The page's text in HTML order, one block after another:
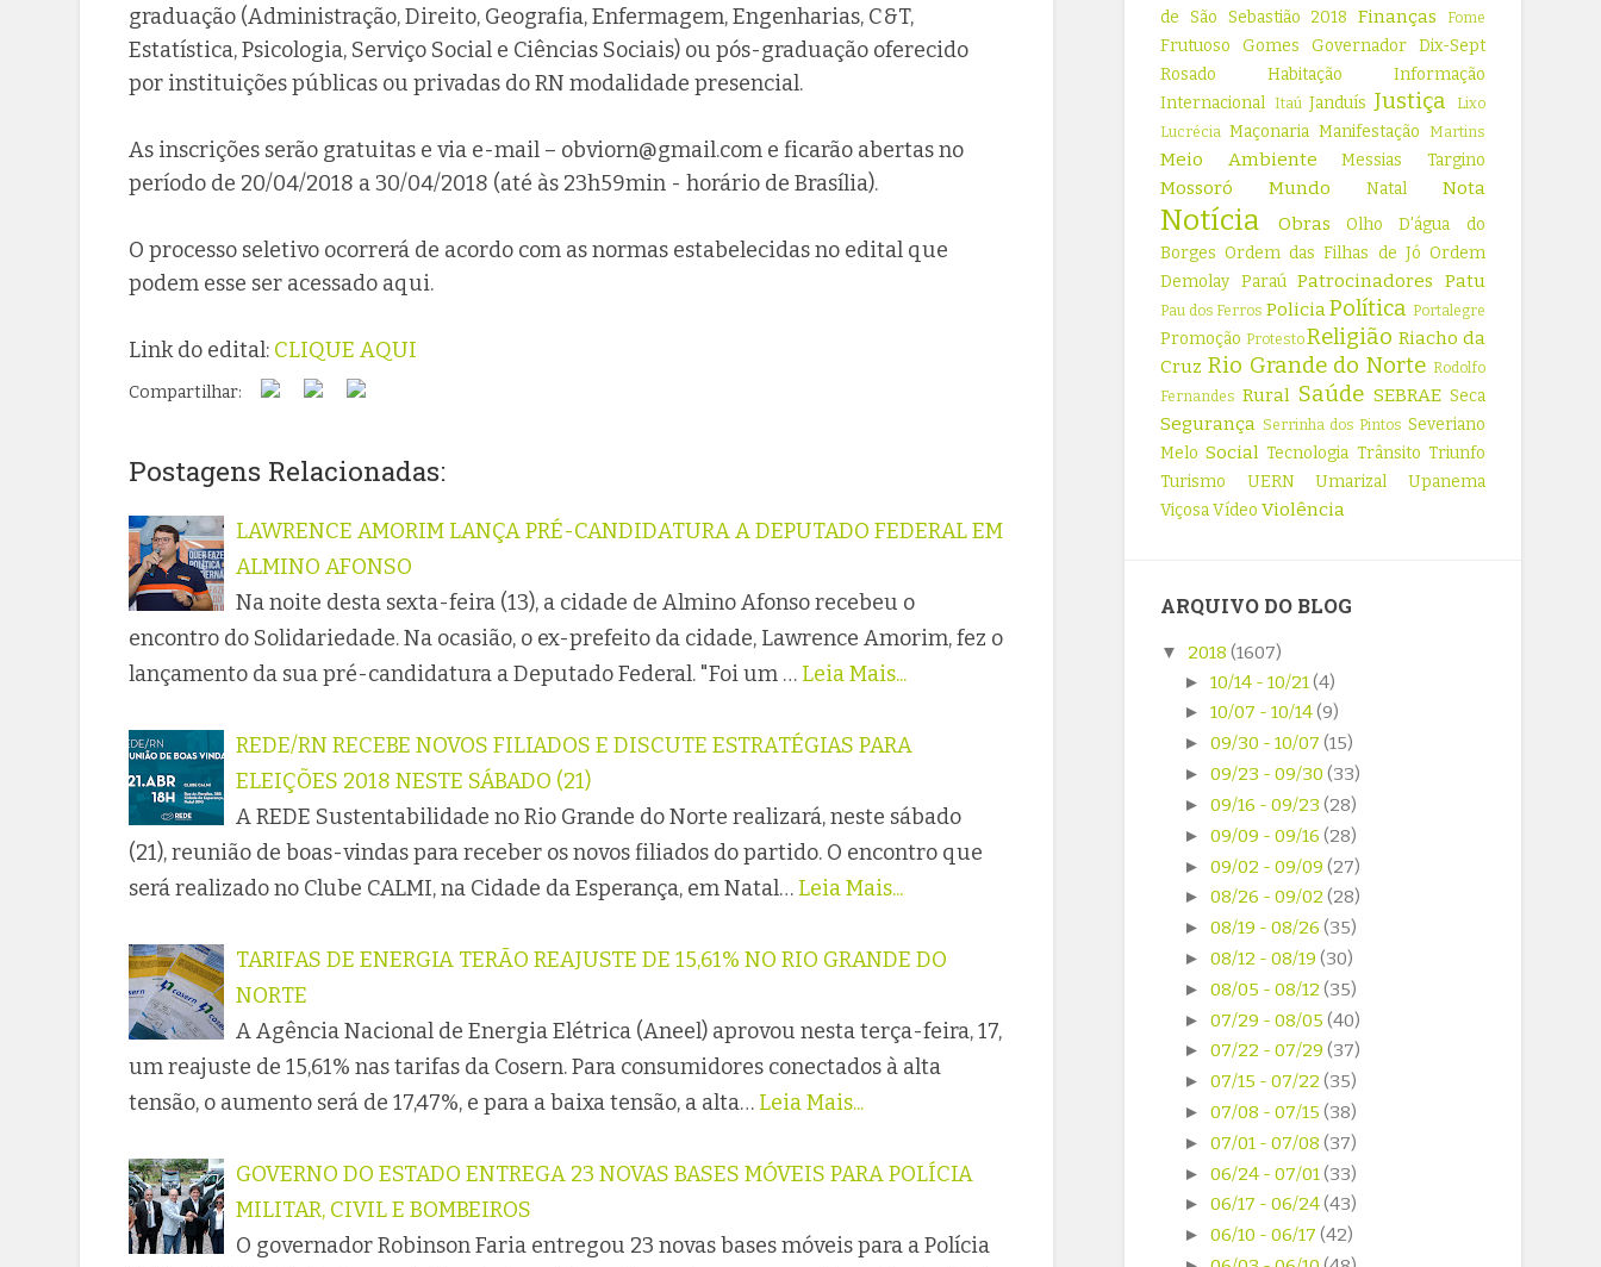
graduação (Administração, Direito, Geografia, Enfermagem, Engenharias, C&T,
Estatística, Psicologia, Serviço Social e Ciências Sociais) ou pós-graduação oferecido
por instituições públicas ou privadas do RN modalidade presencial.
As inscrições serão gratuitas e via e-mail – obviorn@gmail.com e ficarão abertas no
período de 20/04/2018 a 30/04/2018 (até às 23h59min - horário de Brasília).
O processo seletivo ocorrerá de acordo com as normas estabelecidas no edital que
podem esse ser acessado aqui.
Link do edital: CLIQUE AQUI
Compartilhar:
Postagens Relacionadas:
LAWRENCE AMORIM LANÇA PRÉ-CANDIDATURA A DEPUTADO FEDERAL EM
ALMINO AFONSO
Na noite desta sexta-feira (13), a cidade de Almino Afonso recebeu o
encontro do Solidariedade. Na ocasião, o ex-prefeito da cidade, Lawrence Amorim, fez o
lançamento da sua pré-candidatura a Deputado Federal. "Foi um … Leia Mais...
REDE/RN RECEBE NOVOS FILIADOS E DISCUTE ESTRATÉGIAS PARA
ELEIÇÕES 2018 NESTE SÁBADO (21)
A REDE Sustentabilidade no Rio Grande do Norte realizará, neste sábado
(21), reunião de boas-vindas para receber os novos filiados do partido. O encontro que
será realizado no Clube CALMI, na Cidade da Esperança, em Natal… Leia Mais...
TARIFAS DE ENERGIA TERÃO REAJUSTE DE 15,61% NO RIO GRANDE DO
NORTE
A Agência Nacional de Energia Elétrica (Aneel) aprovou nesta terça-feira, 17,
um reajuste de 15,61% nas tarifas da Cosern. Para consumidores conectados à alta
tensão, o aumento será de 17,47%, e para a baixa tensão, a alta… Leia Mais...
GOVERNO DO ESTADO ENTREGA 23 NOVAS BASES MÓVEIS PARA POLÍCIA
MILITAR, CIVIL E BOMBEIROS
O governador Robinson Faria entregou 23 novas bases móveis para a Polícia
de São Sebastião 2018 Finanças Fome
Frutuoso Gomes
Governador Dix-Sept
Rosado
Habitação
Informação
Internacional
Itaú Janduís Justiça
Lixo
Lucrécia Maçonaria Manifestação Martins
Meio Ambiente Messias Targino
Mossoró Mundo Natal Nota
Notícia Obras
Olho D'água do
Borges Ordem das Filhas de Jó Ordem
Demolay Paraú Patrocinadores Patu
Pau dos Ferros PoliciaPolítica Portalegre
Promoção ProtestoReligião Riacho da
Cruz Rio Grande do Norte Rodolfo
Fernandes Rural Saúde SEBRAE Seca
Segurança Serrinha dos Pintos Severiano
Melo Social Tecnologia Trânsito Triunfo
Turismo
UERN Umarizal
Upanema
ViçosaVídeo Violência
ARQUIVO DO BLOG
▼ 2018(1607)
► 10/14 - 10/21(4)
► 10/07 - 10/14(9)
► 09/30 - 10/07 (15)
► 09/23 - 09/30 (33)
► 09/16 - 09/23 (28)
► 09/09 - 09/16 (28)
► 09/02 - 09/09 (27)
► 08/26 - 09/02 (28)
► 08/19 - 08/26 (35)
► 08/12 - 08/19 (30)
► 08/05 - 08/12 (35)
► 07/29 - 08/05 (40)
► 07/22 - 07/29 (37)
► 07/15 - 07/22 (35)
► 07/08 - 07/15 (38)
► 07/01 - 07/08 (37)
► 06/24 - 07/01(33)
► 06/17 - 06/24(43)
► 06/10 - 06/17 (42)